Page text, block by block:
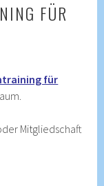
FÜR
für
Mitgliedschaft